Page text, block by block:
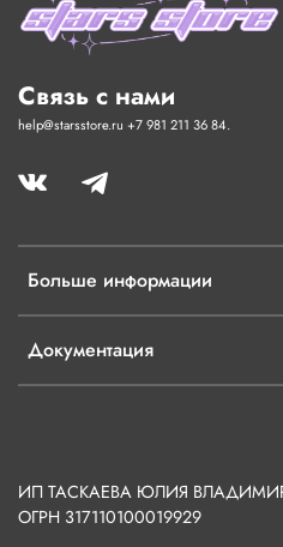
Больше информации
Документация
Связь с нами
help@starsstore.ru +7 981 211 36 84.
ИП ТАСКАЕВА ЮЛИЯ
ОГРН 317110100019929